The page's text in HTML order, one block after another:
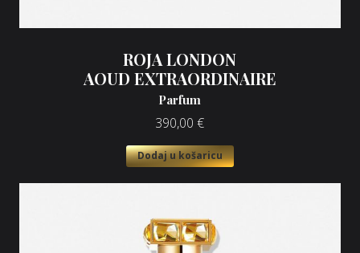
ROJA LONDON
AOUD EXTRAORDINAIRE
Parfum
390,00 €
Dodaj u košaricu